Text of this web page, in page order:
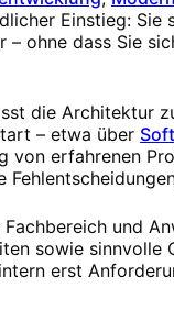
Einstieg:
ohne dass Sie
die Architektur
– etwa über
von erfahrenen
und
sowie sinnvolle
erst